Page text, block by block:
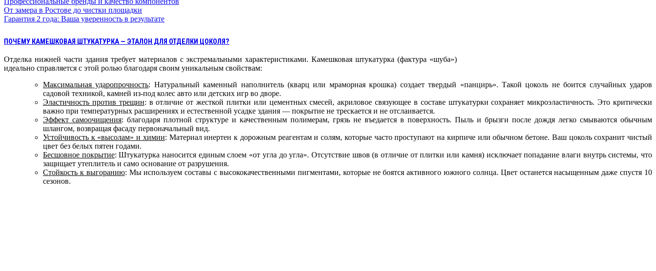
От замера в Ростове до чистки площадки
Гарантия 2 года: Ваша уверенность в результате
ПОЧЕМУ КАМЕШКОВАЯ ШТУКАТУРКА — ЭТАЛОН ДЛЯ ОТДЕЛКИ ЦОКОЛЯ?
Отделка нижней части здания требует материалов с экстремальными характеристиками. Камешковая штукатурка (фактура «шуба»)
идеально справляется с этой ролью благодаря своим уникальным свойствам:
Максимальная ударопрочность: Натуральный каменный наполнитель (кварц или мраморная крошка) создает твердый «панцирь». Такой цоколь не боится случайных ударов
садовой техникой, камней из-под колес авто или детских игр во дворе.
Эластичность против трещин: в отличие от жесткой плитки или цементных смесей, акриловое связующее в составе штукатурки сохраняет микроэластичность. Это критически
важно при температурных расширениях и естественной усадке здания — покрытие не трескается и не отслаивается.
Эффект самоочищения: благодаря плотной структуре и качественным полимерам, грязь не въедается в поверхность. Пыль и брызги после дождя легко смываются обычным
шлангом, возвращая фасаду первоначальный вид.
Устойчивость к «высолам» и химии: Материал инертен к дорожным реагентам и солям, которые часто проступают на кирпиче или обычном бетоне. Ваш цоколь сохранит чистый
цвет без белых пятен годами.
Бесшовное покрытие: Штукатурка наносится единым слоем «от угла до угла». Отсутствие швов (в отличие от плитки или камня) исключает попадание влаги внутрь системы, что
защищает утеплитель и само основание от разрушения.
Стойкость к выгоранию: Мы используем составы с высококачественными пигментами, которые не боятся активного южного солнца. Цвет останется насыщенным даже спустя 10
сезонов.